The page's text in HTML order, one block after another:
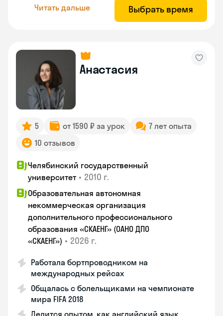
Читать дальше Выбрать время
Анастасия
5 от 1590 ₽ за урок
7 лет опыта
10 отзывов
Челябинский государственный
университет • 2010 г.
Образовательная автономная
некоммерческая организация
дополнительного профессионального
образования «СКАЕНГ» (ОАНО ДПО
«СКАЕНГ») • 2026 г.
Работала бортпроводником на
международных рейсах
Общалась с болельщиками на чемпионате
мира FIFA 2018
Делится опытом, как английский язык